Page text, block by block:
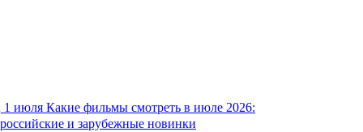
1 июля Какие фильмы смотреть в июле 2026:
российские и зарубежные новинки